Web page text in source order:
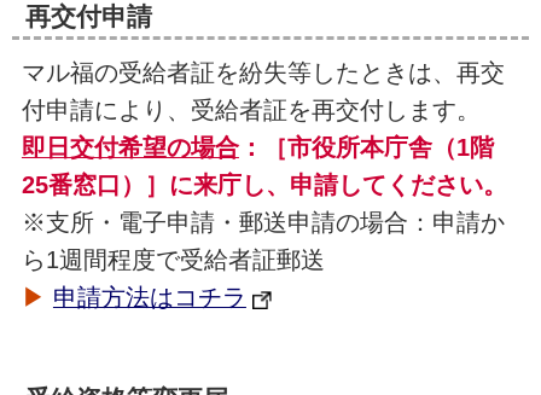
再交付申請
マル福の受給者証を紛失等したときは、再交
付申請により、受給者証を再交付します。
即日交付希望の場合：［市役所本庁舎（1階
25番窓口）］に来庁し、申請してください。
※支所・電子申請・郵送申請の場合：申請か
ら1週間程度で受給者証郵送
▶ 申請方法はコチラ